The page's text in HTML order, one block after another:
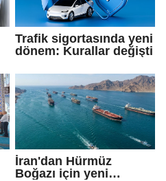
Trafik sigortasında yeni
dönem: Kurallar değişti
İran'dan Hürmüz
Boğazı için yeni